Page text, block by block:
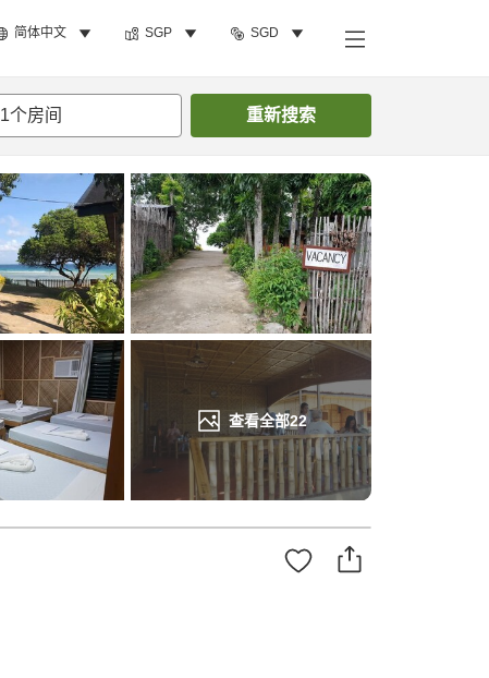
简体中文 SGP SGD
1个房间 重新搜索
查看全部22
搜索客房